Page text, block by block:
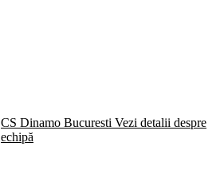
CS Dinamo Bucuresti Vezi detalii despre
echipă